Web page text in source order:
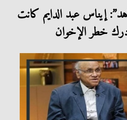
إيناس عبد الدايم كانت
خطر الإخوان